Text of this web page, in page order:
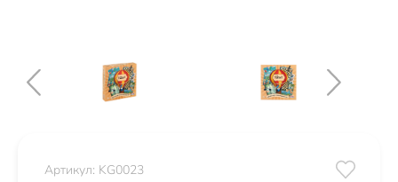
Артикул: KG0023